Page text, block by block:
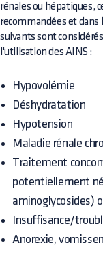
rénales ou hépatiques,
recommandées et
suivants sont
l'utilisation des AINS :
Hypovolémie
Déshydratation
Hypotension
Maladie rénale
Traitement
potentiellement
aminoglycosides)
Insuffisance/
Anorexie,